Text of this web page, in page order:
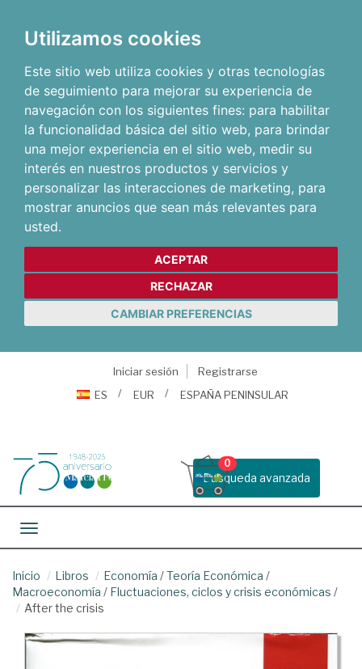
Utilizamos cookies
Este sitio web utiliza cookies y otras tecnologías
de seguimiento para mejorar su experiencia de
navegación con los siguientes fines: para habilitar
la funcionalidad básica del sitio web, para brindar
una mejor experiencia en el sitio web, medir su
interés en nuestros productos y servicios y
personalizar las interacciones de marketing, para
mostrar anuncios que sean más relevantes para
usted.
ACEPTAR
RECHAZAR
CAMBIAR PREFERENCIAS
Iniciar sesión
Registrarse
ES
EUR ESPAÑA PENINSULAR
Busqueda avanzada
0
Toggle navigation
Inicio Libros Economía /Teoría Económica /
Macroeconomía / Fluctuaciones, ciclos y crisis económicas /
After the crisis